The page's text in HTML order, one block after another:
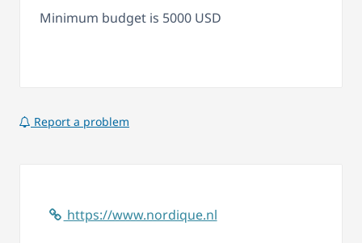
Minimum budget is 5000 USD
Report a problem
https://www.nordique.nl